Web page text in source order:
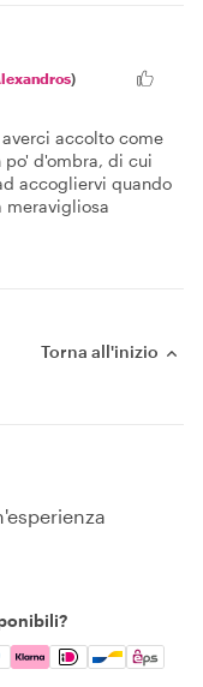
)
accolto come
d'ombra, di cui
accogliervi quando
meravigliosa
Torna all'inizio
Pay, Google